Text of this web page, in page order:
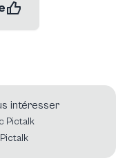
intéresser
Pictalk